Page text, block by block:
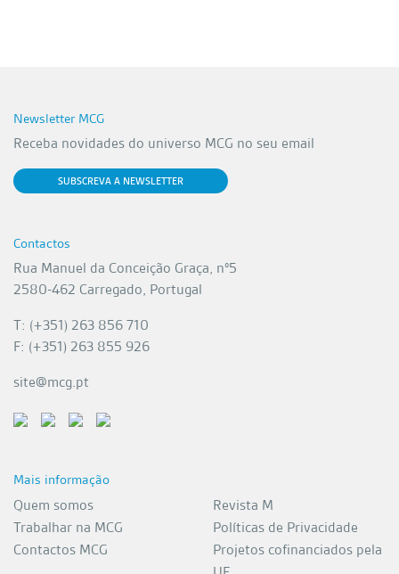
Newsletter MCG
Receba novidades do universo MCG no seu email
SUBSCREVA A NEWSLETTER
Contactos
Rua Manuel da Conceição Graça, nº5
2580-462 Carregado, Portugal
T: (+351) 263 856 710
F: (+351) 263 855 926
site@mcg.pt
Mais informação
Quem somos
Trabalhar na MCG
Contactos MCG
Revista M
Políticas de Privacidade
Projetos cofinanciados pela